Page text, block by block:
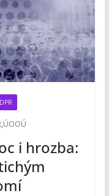
,ÚOOÚ
i hrozba: